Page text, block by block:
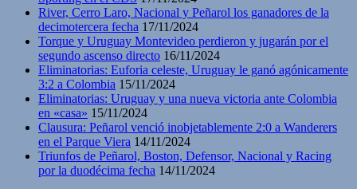
River, Cerro Laro, Nacional y Peñarol los ganadores de la
decimotercera fecha 17/11/2024
Torque y Uruguay Montevideo perdieron y jugarán por el
segundo ascenso directo 16/11/2024
Eliminatorias: Euforia celeste, Uruguay le ganó agónicamente
3:2 a Colombia 15/11/2024
Eliminatorias: Uruguay y una nueva victoria ante Colombia
en «casa» 15/11/2024
Clausura: Peñarol venció inobjetablemente 2:0 a Wanderers
en el Parque Viera 14/11/2024
Triunfos de Peñarol, Boston, Defensor, Nacional y Racing
por la duodécima fecha 14/11/2024